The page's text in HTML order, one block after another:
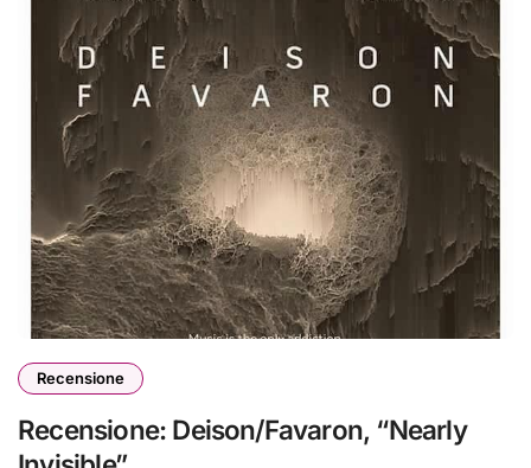
Recensione
Recensione: Deison/Favaron, “Nearly